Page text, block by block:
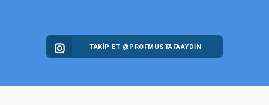
TAKİP ET @PROFMUSTAFAAYDIN